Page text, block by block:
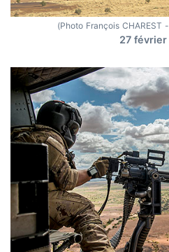
(Photo François CHAREST
27 février